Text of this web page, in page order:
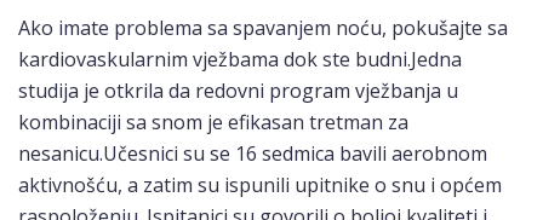
Ako imate problema sa spavanjem noću, pokušajte sa
kardiovaskularnim vježbama dok ste budni.Jedna
studija je otkrila da redovni program vježbanja u
kombinaciji sa snom je efikasan tretman za
nesanicu.Učesnici su se 16 sedmica bavili aerobnom
aktivnošću, a zatim su ispunili upitnike o snu i općem